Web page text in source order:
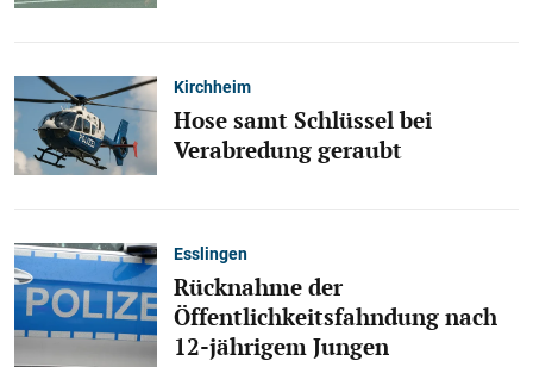
Kirchheim
Hose samt Schlüssel bei
Verabredung geraubt
Esslingen
Rücknahme der
Öffentlichkeitsfahndung nach
12-jährigem Jungen